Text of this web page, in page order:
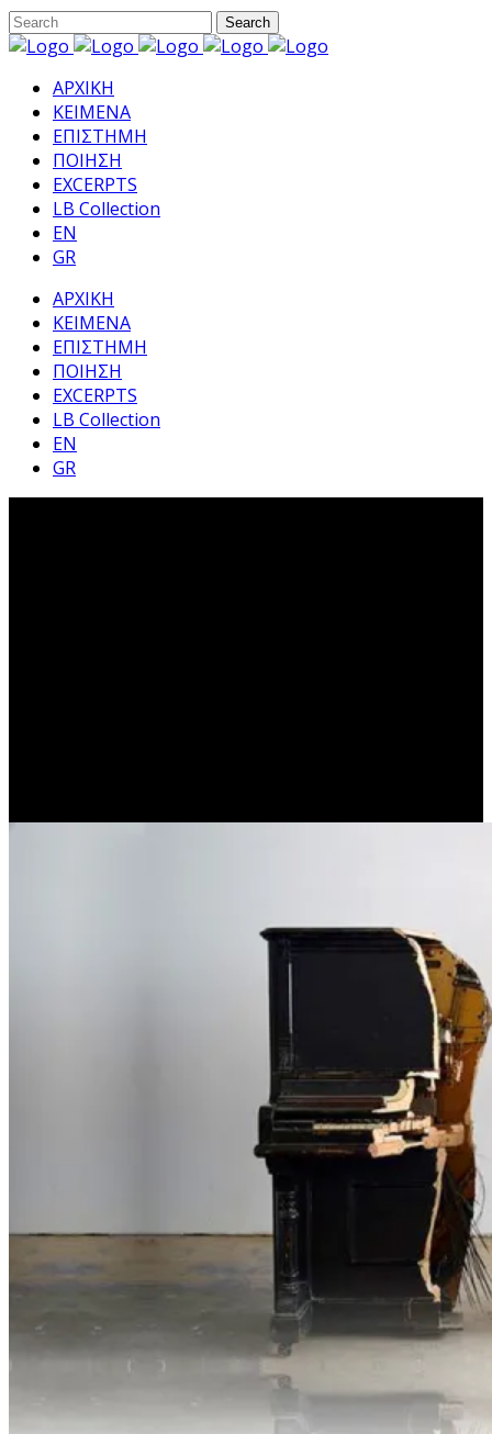
ΑΡΧΙΚΗ
ΚΕΙΜΕΝΑ
ΕΠΙΣΤΗΜΗ
ΠΟΙΗΣΗ
EXCERPTS
LB Collection
EN
GR
ΑΡΧΙΚΗ
ΚΕΙΜΕΝΑ
ΕΠΙΣΤΗΜΗ
ΠΟΙΗΣΗ
EXCERPTS
LB Collection
EN
GR